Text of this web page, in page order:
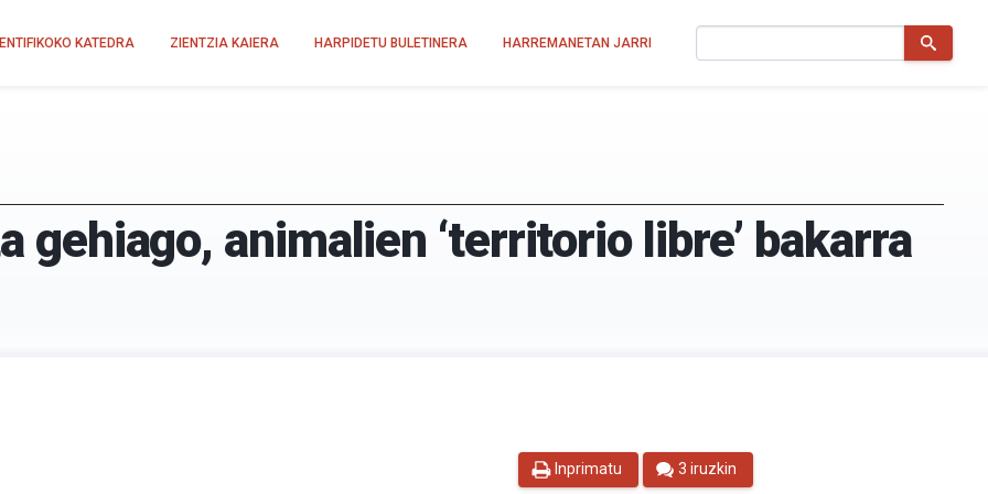
KATEDRA ZIENTZIA KAIERA HARPIDETU BULETINERA HARREMANETAN JARRI
gehiago, animalien ‘territorio libre’ bakarra
Inprimatu 3 iruzkin